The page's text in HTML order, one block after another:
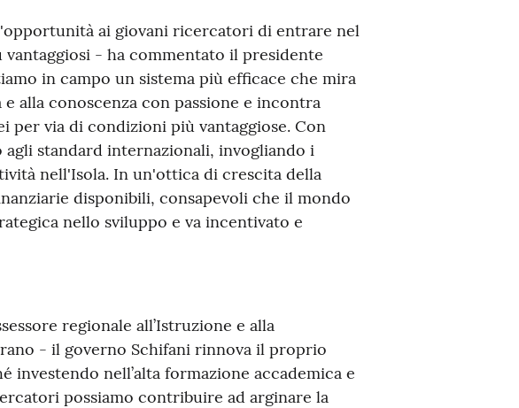
ai giovani ricercatori di entrare nel
- ha commentato il presidente
in campo un sistema più efficace che mira
alla conoscenza con passione e incontra
per via di condizioni più vantaggiose. Con
standard internazionali, invogliando i
nell'Isola. In un'ottica di crescita della
disponibili, consapevoli che il mondo
nello sviluppo e va incentivato e
regionale all’Istruzione e alla
- il governo Schifani rinnova il proprio
investendo nell’alta formazione accademica e
possiamo contribuire ad arginare la